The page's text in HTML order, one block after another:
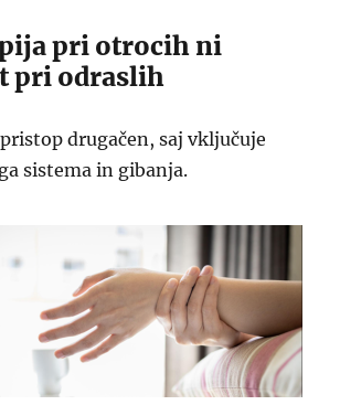
pri otrocih ni
pri odraslih
drugačen, saj vključuje
sistema in gibanja.